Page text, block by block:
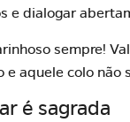
e dialogar
sempre!
e aquele colo
é sagrada